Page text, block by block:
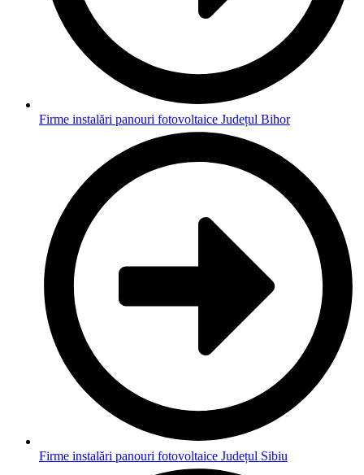
Firme instalări panouri fotovoltaice Județul Bihor
Firme instalări panouri fotovoltaice Județul Sibiu